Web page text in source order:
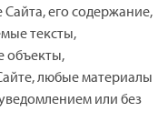
его содержание,
тексты,
объекты,
любые материалы
или без